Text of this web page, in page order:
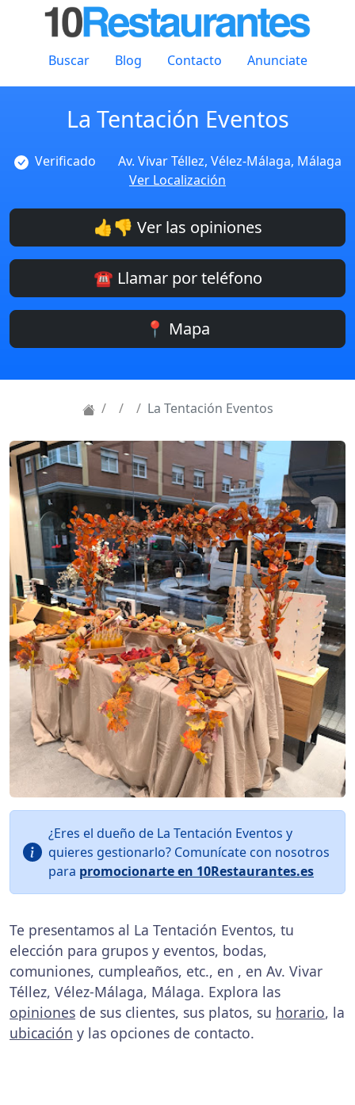
Buscar Blog Contacto Anunciate
La Tentación Eventos
Verificado
Av. Vivar Téllez, Vélez-Málaga, Málaga
Ver Localización
👍👎 Ver las opiniones
☎️ Llamar por teléfono
📍 Mapa
La Tentación Eventos
¿Eres el dueño de La Tentación Eventos y
quieres gestionarlo? Comunícate con nosotros
para promocionarte en 10Restaurantes.es
Te presentamos al La Tentación Eventos, tu
elección para grupos y eventos, bodas,
comuniones, cumpleaños, etc., en , en Av. Vivar
Téllez, Vélez-Málaga, Málaga. Explora las
opiniones de sus clientes, sus platos, su horario, la
ubicación y las opciones de contacto.